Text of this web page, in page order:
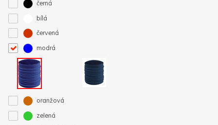
černá
bílá
červená
modrá
oranžová
zelená